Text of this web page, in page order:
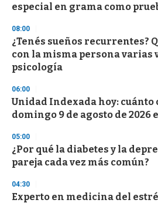
especial en grama como
08:00
¿Tenés sueños recurrentes?
con la misma persona varias
psicología
06:00
Unidad Indexada hoy: cuánto
domingo 9 de agosto de 2026
05:00
¿Por qué la diabetes y la
pareja cada vez más común?
04:30
Experto en medicina del